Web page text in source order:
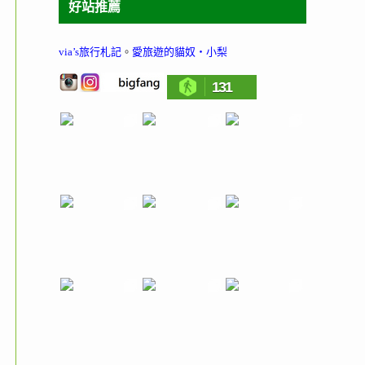
好站推薦
via’s旅行札記 。 愛旅遊的貓奴‧小梨
131